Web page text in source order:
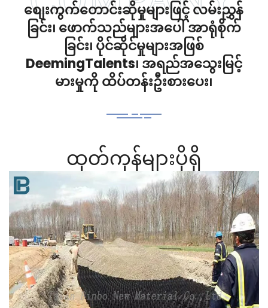
စျေးကွက်တောင်းဆိုမှုများဖြင့် လမ်းညွှန်
ခြင်း၊ ဖောက်သည်များအပေါ် အာရုံစိုက်
ခြင်း၊ ပိုင်ဆိုင်မှုများအဖြစ်
DeemingTalents၊ အရည်အသွေးမြင့်
မားမှုကို ထိပ်တန်းဦးစားပေး၊
ထုတ်ကုန်များပိုရှိ